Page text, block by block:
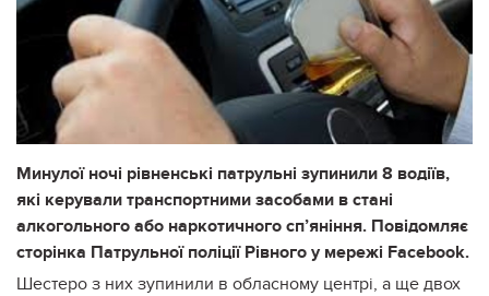
Минулої ночі рівненські патрульні зупинили 8 водіїв,
які керували транспортними засобами в стані
алкогольного або наркотичного сп’яніння. Повідомляє
сторінка Патрульної поліції Рівного у мережі Facebook.
Шестеро з них зупинили в обласному центрі, а ще двох